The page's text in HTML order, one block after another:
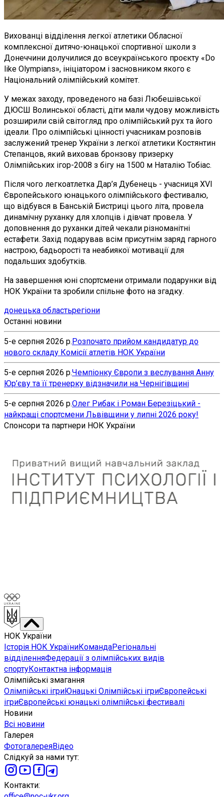
Вихованці відділення легкої атлетики Обласної
комплексної дитячо-юнацької спортивної школи з
Донеччини долучилися до всеукраїнського проєкту «Do
like Olympians», ініціатором і засновником якого є
Національний олімпійський комітет.
У межах заходу, проведеного на базі Любешівської
ДЮСШ Волинської області, діти мали чудову можливість
розширили свій світогляд про олімпійський рух та його
ідеали. Про олімпійські цінності учасникам розповів
заслужений тренер України з легкої атлетики Костянтин
Степанцов, який виховав бронзову призерку
Олімпійських ігор-2008 з бігу на 1500 м Наталію Тобіас.
Після чого легкоатлетка Дар’я Дубенець - учасниця ХVІ
Європейського юнацького олімпійського фестивалю,
що відбувся в Банській Бистриці цього літа, провела
динамічну руханку для хлопців і дівчат провела. У
доповнення до руханки дітей чекали різноманітні
естафети. Захід подарував всім присутнім заряд гарного
настрою, бадьорості та неабиякої мотивації для
подальших здобутків.
На завершення юні спортсмени отримали подарунки від
НОК України та зробили спільне фото на згадку.
донецька областьрегіони
Останні новини
5-е серпня 2026 р.Розпочато прийом кандидатур до
нового складу Комісії атлетів НОК України
5-е серпня 2026 р.Чемпіонку Європи з веслування Анну
Юр’єву та її тренерку відзначили на Чернігівщині
5-е серпня 2026 р.Олег Рибак і Роман Березіцький -
найкращі спортсмени Львівщини у липні 2026 року!
Спонсори та партнери НОК України
НОК України
Історія НОК УкраїниКомандаРегіональні
відділенняФедерації з олімпійських видів
спортуКонтактна інформація
Олімпійські змагання
Олімпійські ігриЮнацькі Олімпійські ігриЄвропейські
ігриЄвропейські юнацькі олімпійські фестивалі
Новини
Всі новини
Галерея
ФотогалереяВідео
Слідкуй за нами тут:
Контакти: